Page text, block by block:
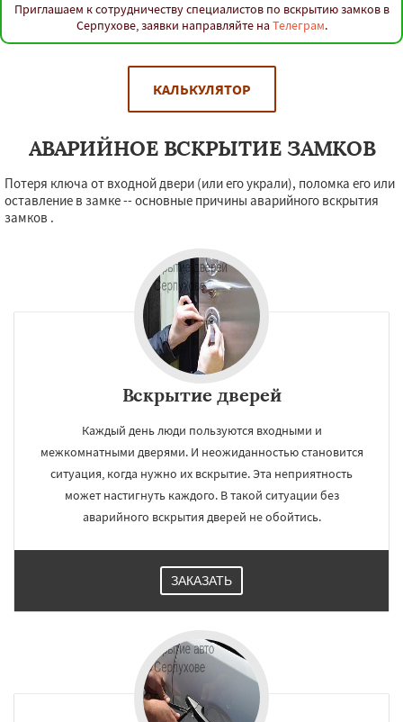
Приглашаем к сотрудничеству специалистов по вскрытию замков в
Серпухове, заявки направляйте на Телеграм.
КАЛЬКУЛЯТОР
АВАРИЙНОЕ ВСКРЫТИЕ ЗАМКОВ
Потеря ключа от входной двери (или его украли), поломка его или
оставление в замке -- основные причины аварийного вскрытия
замков .
Вскрытие дверей
Каждый день люди пользуются входными и
межкомнатными дверями. И неожиданностью становится
ситуация, когда нужно их вскрытие. Эта неприятность
может настигнуть каждого. В такой ситуации без
аварийного вскрытия дверей не обойтись.
ЗАКАЗАТЬ